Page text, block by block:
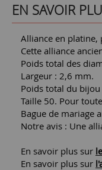
EN SAVOIR
Alliance en platine,
Cette alliance
Poids total des
Largeur : 2,6 mm.
Poids total du
Taille 50. Pour
Bague de mariage
Notre avis : Une
En savoir plus sur
En savoir plus sur